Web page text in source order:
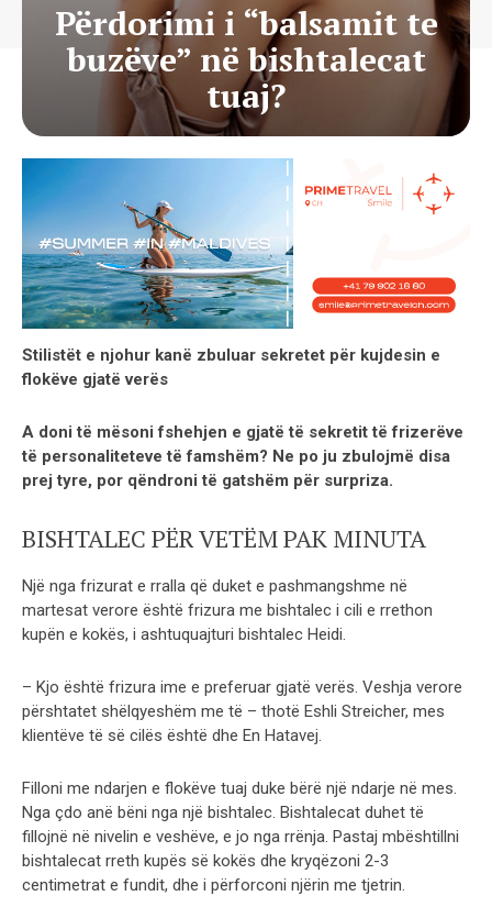
Përdorimi i “balsamit te
buzëve” në bishtalecat
tuaj?
Stilistët e njohur kanë zbuluar sekretet për kujdesin e
flokëve gjatë verës
A doni të mësoni fshehjen e gjatë të sekretit të frizerëve
të personaliteteve të famshëm? Ne po ju zbulojmë disa
prej tyre, por qëndroni të gatshëm për surpriza.
BISHTALEC PËR VETËM PAK MINUTA
Një nga frizurat e rralla që duket e pashmangshme në
martesat verore është frizura me bishtalec i cili e rrethon
kupën e kokës, i ashtuquajturi bishtalec Heidi.
– Kjo është frizura ime e preferuar gjatë verës. Veshja verore
përshtatet shëlqyeshëm me të – thotë Eshli Streicher, mes
klientëve të së cilës është dhe En Hatavej.
Filloni me ndarjen e flokëve tuaj duke bërë një ndarje në mes.
Nga çdo anë bëni nga një bishtalec. Bishtalecat duhet të
fillojnë në nivelin e veshëve, e jo nga rrënja. Pastaj mbështillni
bishtalecat rreth kupës së kokës dhe kryqëzoni 2-3
centimetrat e fundit, dhe i përforconi njërin me tjetrin.